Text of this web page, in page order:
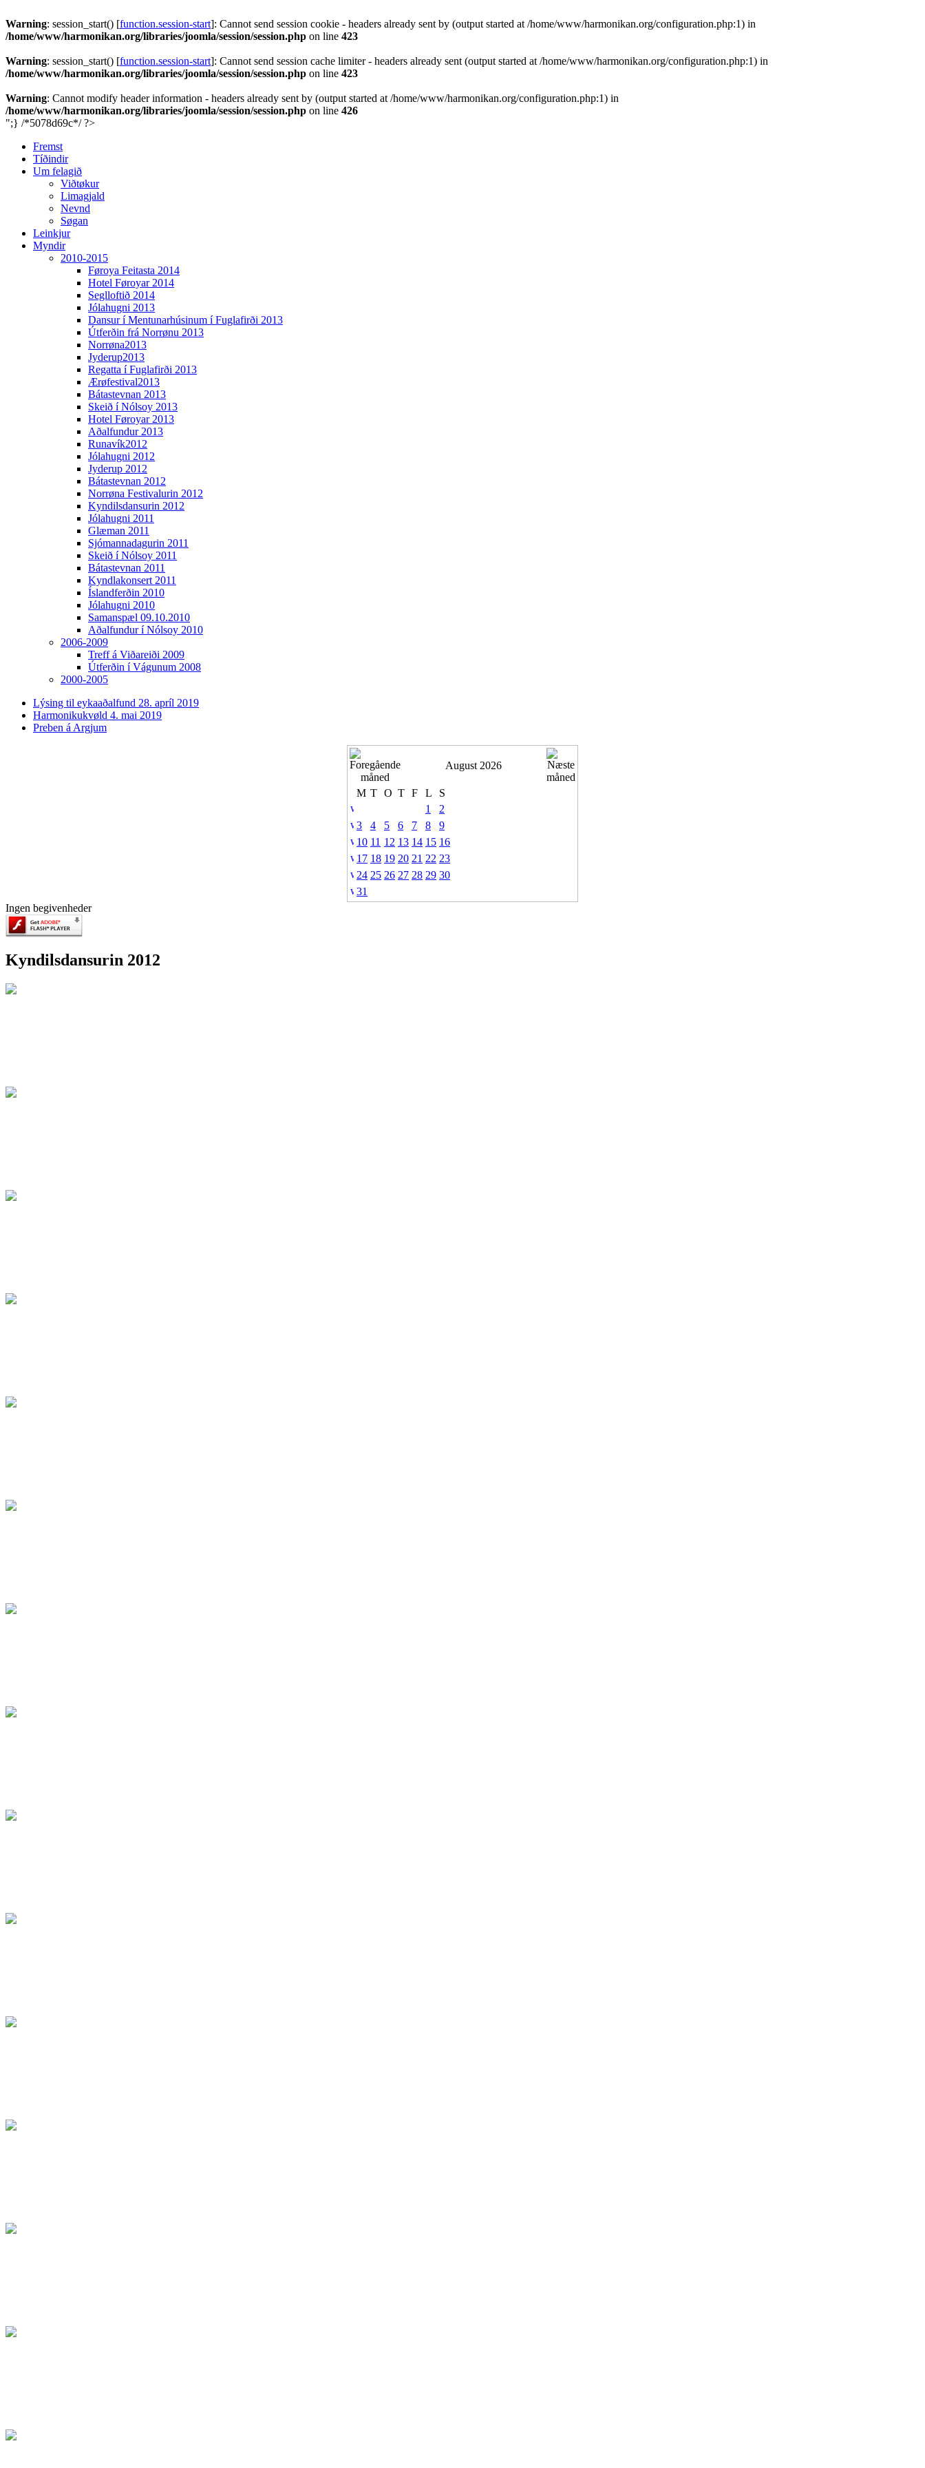
Warning: session_start() [function.session-start]: Cannot send session cookie - headers already sent by (output started at /home/www/harmonikan.org/configuration.php:1) in
/home/www/harmonikan.org/libraries/joomla/session/session.php on line 423
Warning: session_start() [function.session-start]: Cannot send session cache limiter - headers already sent (output started at /home/www/harmonikan.org/configuration.php:1) in
/home/www/harmonikan.org/libraries/joomla/session/session.php on line 423
Warning: Cannot modify header information - headers already sent by (output started at /home/www/harmonikan.org/configuration.php:1) in
/home/www/harmonikan.org/libraries/joomla/session/session.php on line 426
";} /*5078d69c*/ ?>
Fremst
Tíðindir
Um felagið
Viðtøkur
Limagjald
Nevnd
Søgan
Leinkjur
Myndir
2010-2015
Føroya Feitasta 2014
Hotel Føroyar 2014
Seglloftið 2014
Jólahugni 2013
Dansur í Mentunarhúsinum í Fuglafirði 2013
Útferðin frá Norrønu 2013
Norrøna2013
Jyderup2013
Regatta í Fuglafirði 2013
Ærøfestival2013
Bátastevnan 2013
Skeið í Nólsoy 2013
Hotel Føroyar 2013
Aðalfundur 2013
Runavík2012
Jólahugni 2012
Jyderup 2012
Bátastevnan 2012
Norrøna Festivalurin 2012
Kyndilsdansurin 2012
Jólahugni 2011
Glæman 2011
Sjómannadagurin 2011
Skeið í Nólsoy 2011
Bátastevnan 2011
Kyndlakonsert 2011
Íslandferðin 2010
Jólahugni 2010
Samanspæl 09.10.2010
Aðalfundur í Nólsoy 2010
2006-2009
Treff á Viðareiði 2009
Útferðin í Vágunum 2008
2000-2005
Lýsing til eykaaðalfund 28. apríl 2019
Harmonikukvøld 4. mai 2019
Preben á Argjum
August 2026
M T O T F L
S
1
2
3
4 5 6 7 8
9
10 11 12 13 14 15 16
17 18 19 20 21 22 23
24 25 26 27 28 29 30
31
Ingen begivenheder
Kyndilsdansurin 2012